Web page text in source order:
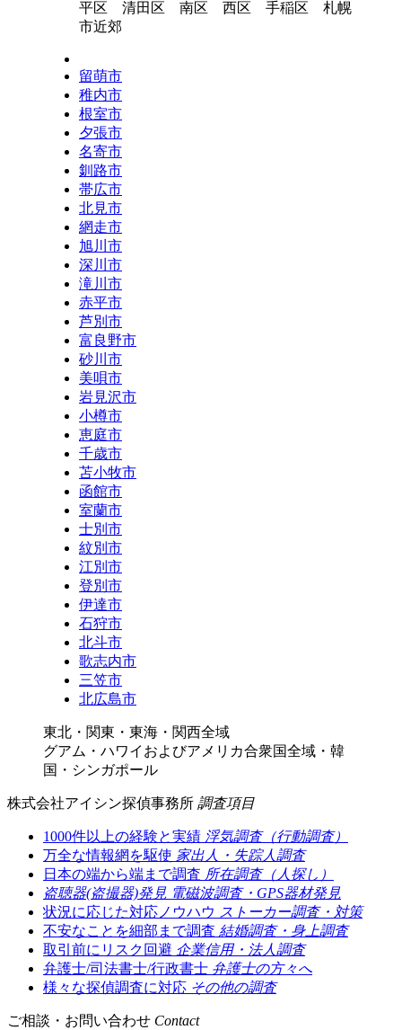
平区 清田区 南区 西区 手稲区 札幌
市近郊
留萌市
稚内市
根室市
夕張市
名寄市
釧路市
帯広市
北見市
網走市
旭川市
深川市
滝川市
赤平市
芦別市
富良野市
砂川市
美唄市
岩見沢市
小樽市
恵庭市
千歳市
苫小牧市
函館市
室蘭市
士別市
紋別市
江別市
登別市
伊達市
石狩市
北斗市
歌志内市
三笠市
北広島市
東北・関東・東海・関西全域
グアム・ハワイおよびアメリカ合衆国全域・韓
国・シンガポール
株式会社アイシン探偵事務所 調査項目
1000件以上の経験と実績 浮気調査（行動調査）
万全な情報網を駆使 家出人・失踪人調査
日本の端から端まで調査 所在調査（人探し）
盗聴器(盗撮器)発見 電磁波調査・GPS器材発見
状況に応じた対応ノウハウ ストーカー調査・対策
不安なことを細部まで調査 結婚調査・身上調査
取引前にリスク回避 企業信用・法人調査
弁護士/司法書士/行政書士 弁護士の方々へ
様々な探偵調査に対応 その他の調査
ご相談・お問い合わせ Contact